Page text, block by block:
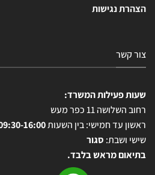
הצהרת נגישות
צור קשר
שעות פעילות המשרד:
רחוב השלושה 11 כפר מעש
ראשון עד חמישי: בין השעות09:30-16:00
שישי ושבת: סגור
בתיאום מראש בלבד.